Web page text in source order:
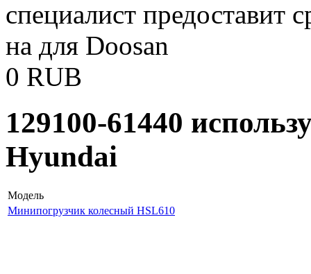
специалист предоставит
на для Doosan
0 RUB
129100-61440
Hyundai
Модель
Минипогрузчик колесный HSL610